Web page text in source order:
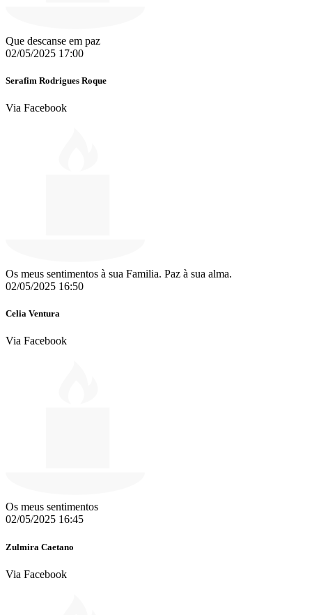
Que descanse em paz
02/05/2025 17:00
Serafim Rodrigues Roque
Via Facebook
Os meus sentimentos à sua Familia. Paz à sua alma.
02/05/2025 16:50
Celia Ventura
Via Facebook
Os meus sentimentos
02/05/2025 16:45
Zulmira Caetano
Via Facebook